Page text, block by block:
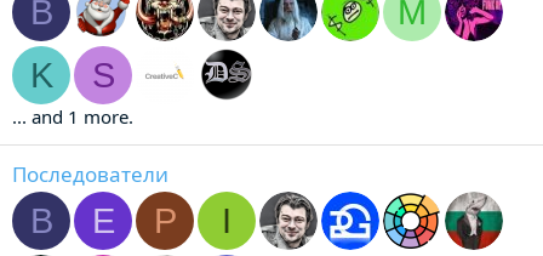
B
M
K
S
... and 1 more.
Последователи
B E P
I